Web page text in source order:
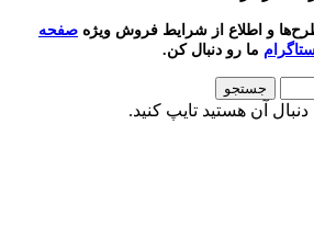
و اطلاع از شرایط فروش ویژه صفحه
ما رو دنبال کن.
جستجو
آن هستید تایپ کنید.